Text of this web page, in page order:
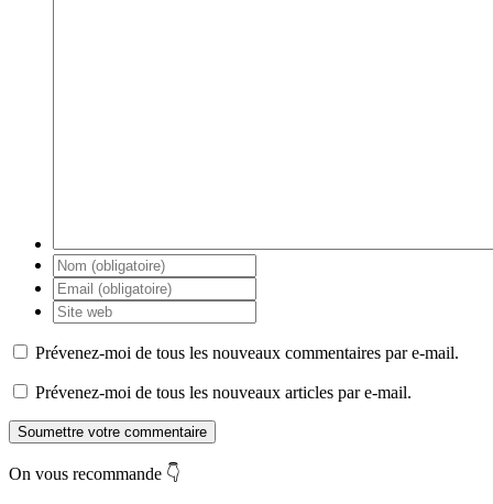
Prévenez-moi de tous les nouveaux commentaires par e-mail.
Prévenez-moi de tous les nouveaux articles par e-mail.
Soumettre votre commentaire
On vous recommande 👇